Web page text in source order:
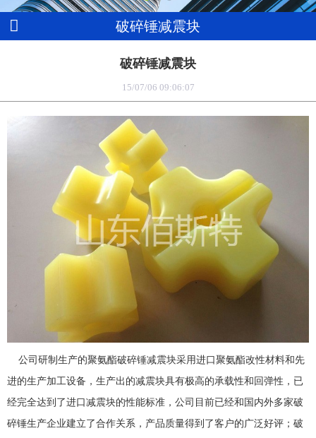
破碎锤减震块
破碎锤减震块
15/07/06 09:06:07
公司研制生产的聚氨酯破碎锤减震块采用进口聚氨酯改性材料和先
进的生产加工设备，生产出的减震块具有极高的承载性和回弹性，已
经完全达到了进口减震块的性能标准，公司目前已经和国内外多家破
碎锤生产企业建立了合作关系，产品质量得到了客户的广泛好评；破